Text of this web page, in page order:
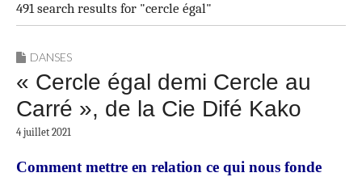
491 search results for "cercle égal"
DANSES
« Cercle égal demi Cercle au
Carré », de la Cie Difé Kako
4 juillet 2021
Comment mettre en relation ce qui nous fonde